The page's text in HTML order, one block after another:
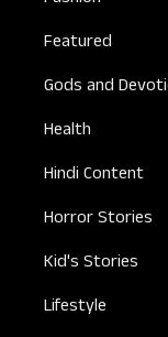
Featured
Gods and
Health
Hindi Content
Horror Stories
Kid's Stories
Lifestyle